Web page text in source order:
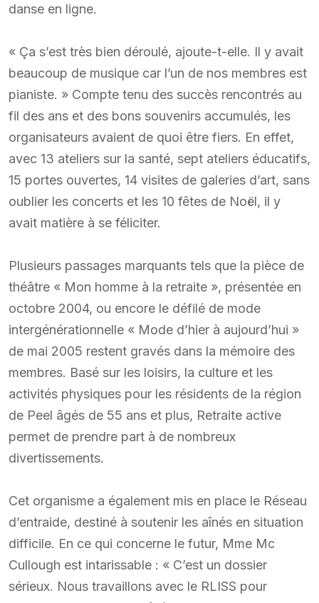
danse en ligne.
« Ça s’est très bien déroulé, ajoute-t-elle. Il y avait
beaucoup de musique car l’un de nos membres est
pianiste. » Compte tenu des succès rencontrés au
fil des ans et des bons souvenirs accumulés, les
organisateurs avaient de quoi être fiers. En effet,
avec 13 ateliers sur la santé, sept ateliers éducatifs,
15 portes ouvertes, 14 visites de galeries d’art, sans
oublier les concerts et les 10 fêtes de Noël, il y
avait matière à se féliciter.
Plusieurs passages marquants tels que la pièce de
théâtre « Mon homme à la retraite », présentée en
octobre 2004, ou encore le défilé de mode
intergénérationnelle « Mode d’hier à aujourd’hui »
de mai 2005 restent gravés dans la mémoire des
membres. Basé sur les loisirs, la culture et les
activités physiques pour les résidents de la région
de Peel âgés de 55 ans et plus, Retraite active
permet de prendre part à de nombreux
divertissements.
Cet organisme a également mis en place le Réseau
d’entraide, destiné à soutenir les aînés en situation
difficile. En ce qui concerne le futur, Mme Mc
Cullough est intarissable : « C’est un dossier
sérieux. Nous travaillons avec le RLISS pour